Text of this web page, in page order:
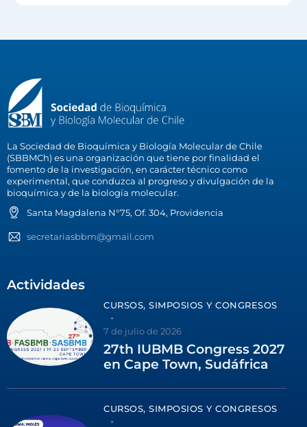
La Sociedad de Bioquímica y Biología Molecular de Chile
(SBBMCh) es una organización que tiene por finalidad el
fomento de la investigación, en carácter técnico como
experimental, que conduzca al progreso y divulgación de la
bioquímica y de la biología molecular.
Santa Magdalena N°75, Of. 304, Providencia
secretariasbbm@gmail.com
Actividades
CURSOS, SIMPOSIOS Y CONGRESOS
7 de julio de 2026
27th IUBMB Congress 2027
en Cape Town, Sudáfrica
CURSOS, SIMPOSIOS Y CONGRESOS